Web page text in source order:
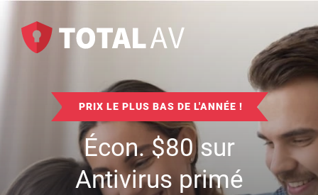
PRIX LE PLUS BAS DE L'ANNÉE !
Écon.$80sur
Antivirus primé